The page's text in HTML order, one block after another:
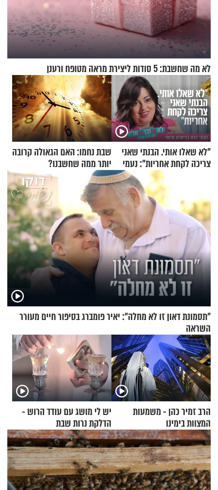
לא מה שחשבת: 5 סודות ליצירת מראה מטופח ורענן
"לא שאלו אותי. הבנתי שאני
צריכה לקחת אחריות": נעמי
בנט בריאיון אישי
שבת נחמו: האם הגאולה קרובה
יותר ממה שחשבנו?
"תסמונת דאון זו לא מחלה": יאיר פומברג בסיפור חיים מעורר
השראה
הרב זמיר כהן - משמעות
המצוות בימינו
יש לי מושג עם עודד הרוש -
הדלקת נרות שבת